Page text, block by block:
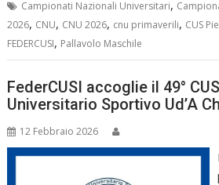
Campionati Nazionali Universitari,
2026, CNU, CNU 2026, cnu primaverili, CUS
FEDERCUSI, Pallavolo Maschile
FederCUSI accoglie il 49°
Universitario Sportivo Ud’A
12 Febbraio 2026